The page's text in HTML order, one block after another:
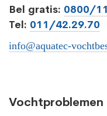
Bel gratis: 0800/
Tel: 011/42.29.70
info@aquatec-
Vochtproblemen